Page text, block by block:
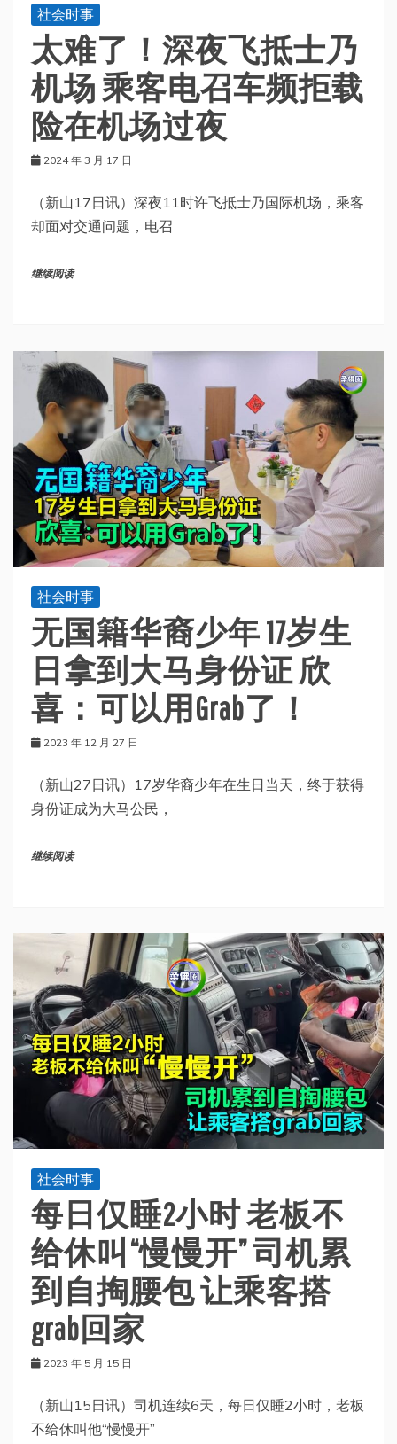
社会时事
太难了！深夜飞抵士乃
机场 乘客电召车频拒载
险在机场过夜
2024 年 3 月 17 日
（新山17日讯）深夜11时许飞抵士乃国际机场，乘客
却面对交通问题，电召
继续阅读
社会时事
无国籍华裔少年 17岁生
日拿到大马身份证 欣
喜：可以用Grab了！
2023 年 12 月 27 日
（新山27日讯）17岁华裔少年在生日当天，终于获得
身份证成为大马公民，
继续阅读
社会时事
每日仅睡2小时 老板不
给休叫“慢慢开” 司机累
到自掏腰包 让乘客搭
grab回家
2023 年 5 月 15 日
（新山15日讯）司机连续6天，每日仅睡2小时，老板
不给休叫他“慢慢开”